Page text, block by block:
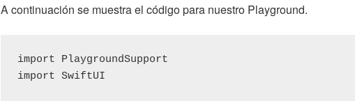
A continuación se muestra el código para nuestro Playground.
import PlaygroundSupport
import SwiftUI